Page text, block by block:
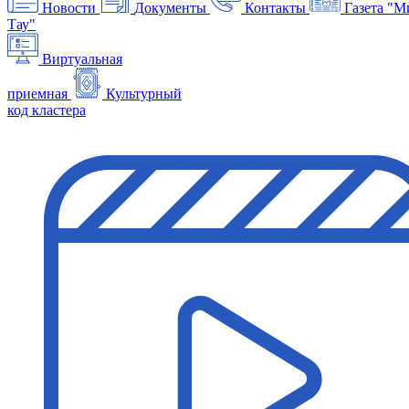
Новости Документы Контакты
Газета
Тау"
Виртуальная
приемная
Культурный
код кластера